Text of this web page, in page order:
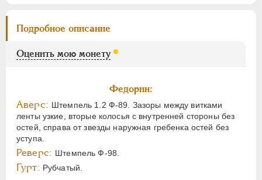
Подробное описание
Оценить мою монету
Федорин:
Аверс: Штемпель 1.2 Ф-89. Зазоры между витками
ленты узкие, вторые колосья с внутренней стороны без
остей, справа от звезды наружная гребенка остей без
уступа.
Реверс: Штемпель Ф-98.
Гурт: Рубчатый.